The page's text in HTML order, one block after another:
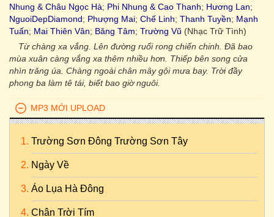
Nhung & Châu Ngọc Hà; Phi Nhung & Cao Thanh; Hương Lan;
NguoiDepDiamond; Phượng Mai; Chế Linh; Thanh Tuyền; Mạnh
Tuấn; Mai Thiên Vân; Băng Tâm; Trường Vũ (Nhạc Trữ Tình)
Từ chàng xa vắng. Lên đường ruổi rong chiến chinh. Đã bao
mùa xuân càng vắng xa thêm nhiều hơn. Thiếp bên song cửa
nhìn trăng úa. Chàng ngoài chân mây gội mưa bay. Trời đầy
phong ba làm tê tái, biết bao giờ nguôi.
MP3 MỚI UPLOAD
Trường Sơn Đông Trường Sơn Tây
Ngày Về
Áo Lụa Hà Đông
Chân Trời Tím